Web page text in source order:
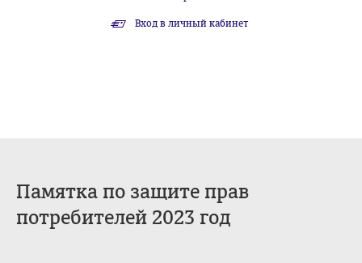
Вход в личный кабинет
Памятка по защите прав
потребителей 2023 год